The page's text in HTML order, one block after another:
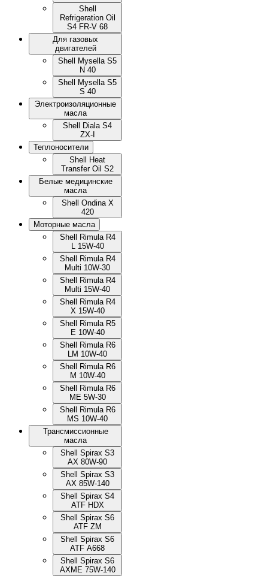
Shell
Refrigeration Oil
S4 FR-V 68
Для газовых
двигателей
Shell Mysella S5
N 40
Shell Mysella S5
S 40
Электроизоляционные
масла
Shell Diala S4
ZX-I
Теплоносители
Shell Heat
Transfer Oil S2
Белые медицинские
масла
Shell Ondina X
420
Моторные масла
Shell Rimula R4
L 15W-40
Shell Rimula R4
Multi 10W-30
Shell Rimula R4
Multi 15W-40
Shell Rimula R4
X 15W-40
Shell Rimula R5
E 10W-40
Shell Rimula R6
LM 10W-40
Shell Rimula R6
M 10W-40
Shell Rimula R6
ME 5W-30
Shell Rimula R6
MS 10W-40
Трансмиссионные
масла
Shell Spirax S3
AX 80W-90
Shell Spirax S3
AX 85W-140
Shell Spirax S4
ATF HDX
Shell Spirax S6
ATF ZM
Shell Spirax S6
ATF А668
Shell Spirax S6
AXME 75W-140